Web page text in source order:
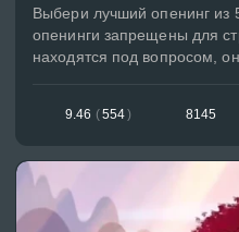
Выбери лучший опенинг из
опенинги запрещены для
находятся под вопросом,
9.46 (554) 8145